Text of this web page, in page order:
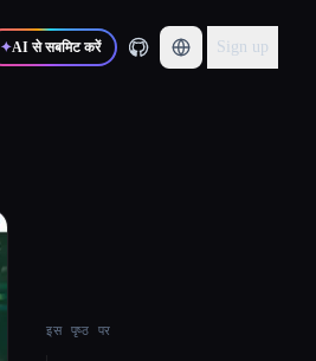
✦AI से सबमिट करें Sign up
इस पृष्ठ पर